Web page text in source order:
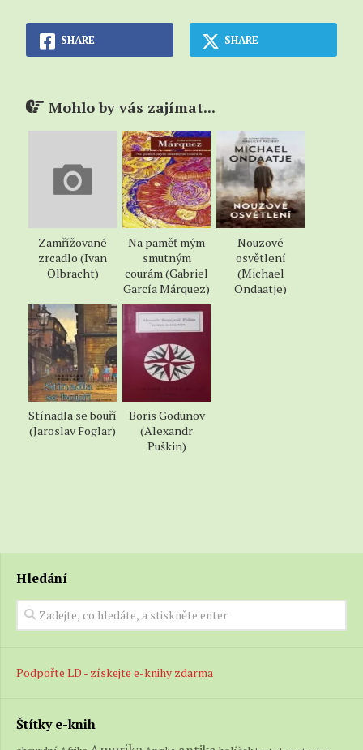
SHARE SHARE
Mohlo by vás zajímat...
Zamřížované
zrcadlo (Ivan
Olbracht)
Na paměť mým
smutným
courám (Gabriel
García Márquez)
Nouzové
osvětlení
(Michael
Ondaatje)
Stínadla se bouří
(Jaroslav Foglar)
Boris Godunov
(Alexandr
Puškin)
Hledání
Podpořte LD - získejte e-knihy zdarma
Štítky e-knih